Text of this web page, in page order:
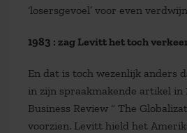
‘losersgevoel’ voor even
1983 : zag Levitt het toch
En dat is toch wezenlijk anders
in zijn spraakmakende artikel in
Business Review “ The
voorzien. Levitt hield het